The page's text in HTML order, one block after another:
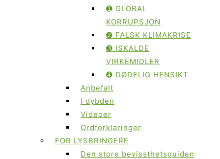
➊ GLOBAL
KORRUPSJON
➋ FALSK KLIMAKRISE
➌ ISKALDE
VIRKEMIDLER
➍ DØDELIG HENSIKT
Anbefalt
I dybden
Videoer
Ordforklaringer
FOR LYSBRINGERE
Den store bevissthetsguiden